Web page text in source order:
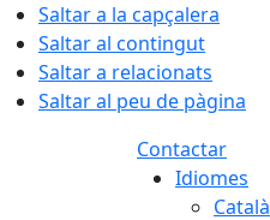
Saltar a la capçalera
Saltar al contingut
Saltar a relacionats
Saltar al peu de pàgina
Contactar
Idiomes
Català